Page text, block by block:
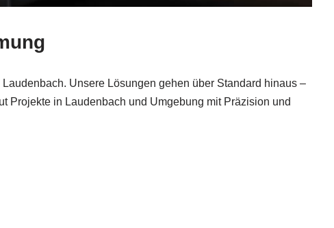
Unsere Lösungen gehen über Standard hinaus –
Projekte in Laudenbach und Umgebung mit Präzision und